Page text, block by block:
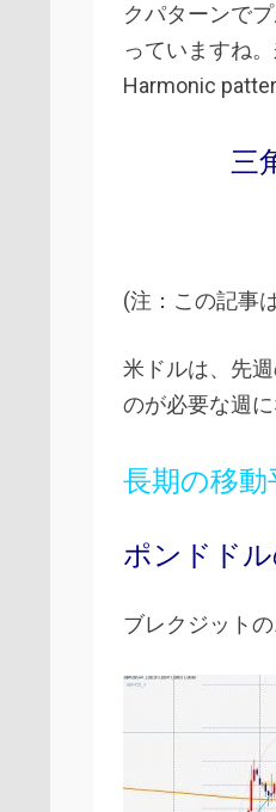
クパターンで
っていますね
Harmonic
三
(注：この記事
米ドルは、先
のが必要な週
長期の移
ポンドドル
ブレクジット